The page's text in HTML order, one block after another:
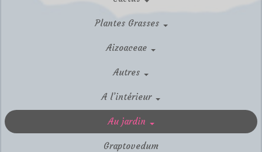
Plantes Grasses
Aizoaceae
Autres
A l’intérieur
Au jardin
Graptovedum